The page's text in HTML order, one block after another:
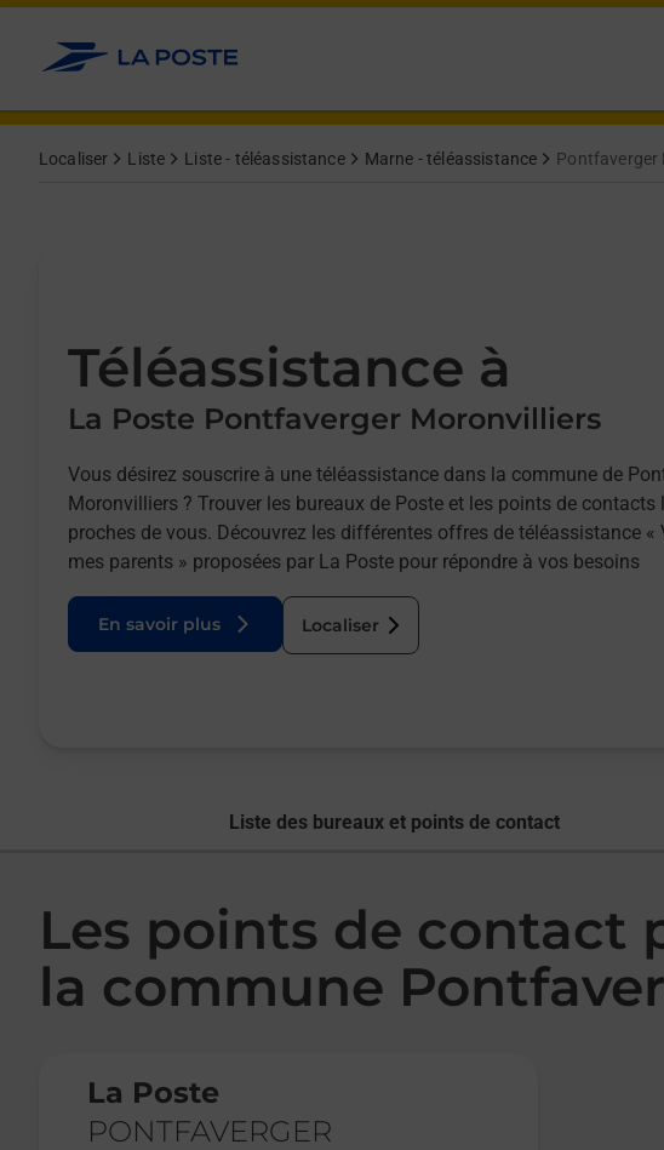
Allez au contenu
Localiser Liste Liste - téléassistance Marne - téléassistance Pontfaverger
Téléassistance à
La Poste Pontfaverger Moronvilliers
Vous désirez souscrire à une téléassistance dans la commune de
Moronvilliers ? Trouver les bureaux de Poste et les points de contacts
proches de vous. Découvrez les différentes offres de téléassistance «
mes parents » proposées par La Poste pour répondre à vos besoins
En savoir plus Localiser
Liste des bureaux et points de contact
Les points de contact
la commune
La Poste
PONTFAVERGER
Afficher ou masquer la réponse
Afficher ou masquer la réponse
Afficher ou masquer la réponse